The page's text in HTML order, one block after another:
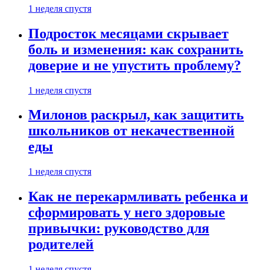
1 неделя спустя
Подросток месяцами скрывает
боль и изменения: как сохранить
доверие и не упустить проблему?
1 неделя спустя
Милонов раскрыл, как защитить
школьников от некачественной
еды
1 неделя спустя
Как не перекармливать ребенка и
сформировать у него здоровые
привычки: руководство для
родителей